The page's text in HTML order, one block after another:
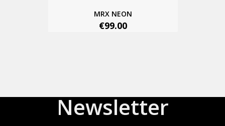
MRX NEON
€99.00
Newsletter